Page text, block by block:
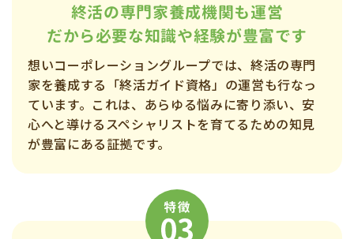
終活の専門家養成機関も運営
だから必要な知識や経験が豊富です
想いコーポレーショングループでは、終活の専門
家を養成する「終活ガイド資格」の運営も行なっ
ています。これは、あらゆる悩みに寄り添い、安
心へと導けるスペシャリストを育てるための知見
が豊富にある証拠です。